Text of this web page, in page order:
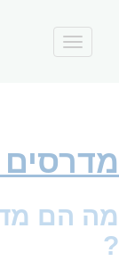
Toggle
navigation
מה הם
?